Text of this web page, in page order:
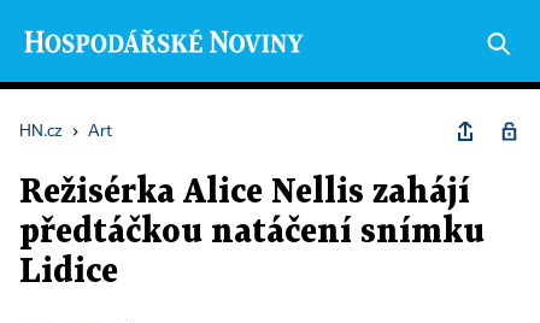
HN.cz › Art
Režisérka Alice Nellis zahájí
předtáčkou natáčení snímku
Lidice